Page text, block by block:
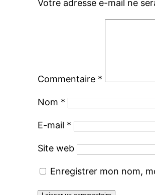
Votre adresse e-mail ne
Commentaire *
Nom *
E-mail *
Site web
Enregistrer mon nom,